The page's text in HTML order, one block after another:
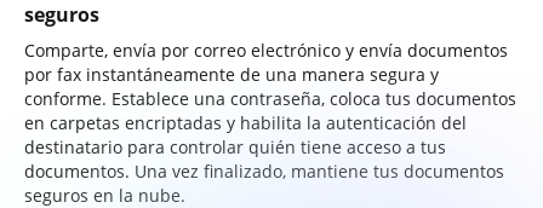
seguros
Comparte, envía por correo electrónico y envía documentos
por fax instantáneamente de una manera segura y
conforme. Establece una contraseña, coloca tus documentos
en carpetas encriptadas y habilita la autenticación del
destinatario para controlar quién tiene acceso a tus
documentos. Una vez finalizado, mantiene tus documentos
seguros en la nube.